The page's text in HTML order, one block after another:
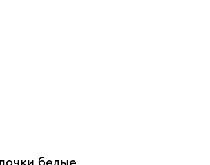
белые